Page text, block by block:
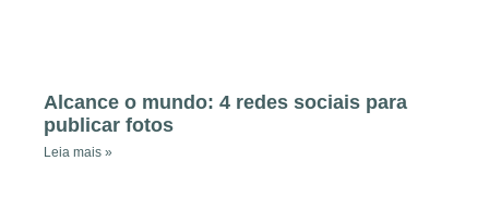
Alcance o mundo: 4 redes sociais para
publicar fotos
Leia mais »